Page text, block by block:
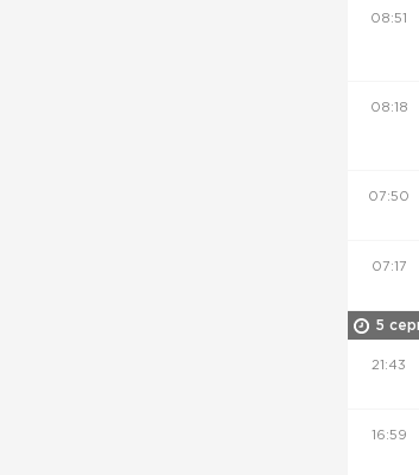
08:51
08:18
07:50
07:17
5
21:43
16:59